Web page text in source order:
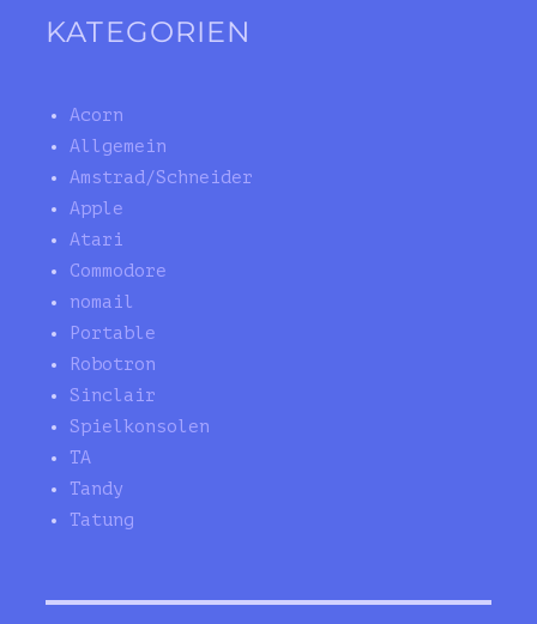
KATEGORIEN
Acorn
Allgemein
Amstrad/Schneider
Apple
Atari
Commodore
nomail
Portable
Robotron
Sinclair
Spielkonsolen
TA
Tandy
Tatung